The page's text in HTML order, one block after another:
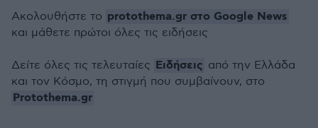
Ακολουθήστε το protothema.gr στο Google News
και μάθετε πρώτοι όλες τις ειδήσεις
Δείτε όλες τις τελευταίες Ειδήσεις από την Ελλάδα
και τον Κόσμο, τη στιγμή που συμβαίνουν, στο
Protothema.gr